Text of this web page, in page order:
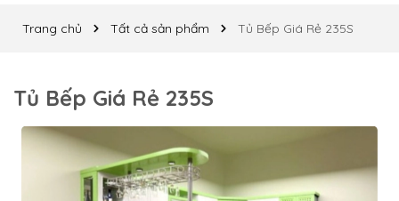
Trang chủ Tất cả sản phẩm Tủ Bếp Giá Rẻ 235S
Tủ Bếp Giá Rẻ 235S